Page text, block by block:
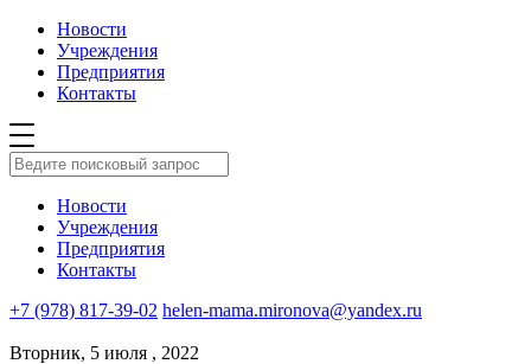
Новости
Учреждения
Предприятия
Контакты
Новости
Учреждения
Предприятия
Контакты
+7 (978) 817-39-02 helen-mama.mironova@yandex.ru
Вторник, 5 июля , 2022